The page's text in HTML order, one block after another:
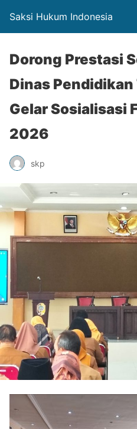
Saksi Hukum Indonesia
Dorong Prestasi
Dinas
Gelar Sosialisasi
2026
skp